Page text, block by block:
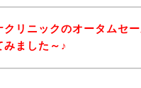
クリニックのオータムセ
みました～♪